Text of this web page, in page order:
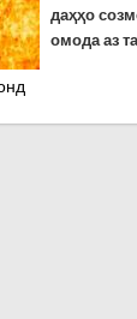
даҳҳо
омода аз
дар ИМА